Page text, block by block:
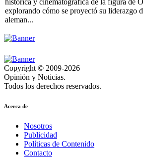
histórica y cinematográfica de la figura de
explorando cómo se proyectó su liderazgo
aleman...
Copyright © 2009-2026
Opinión y Noticias.
Todos los derechos reservados.
Acerca de
Nosotros
Publicidad
Políticas de Contenido
Contacto